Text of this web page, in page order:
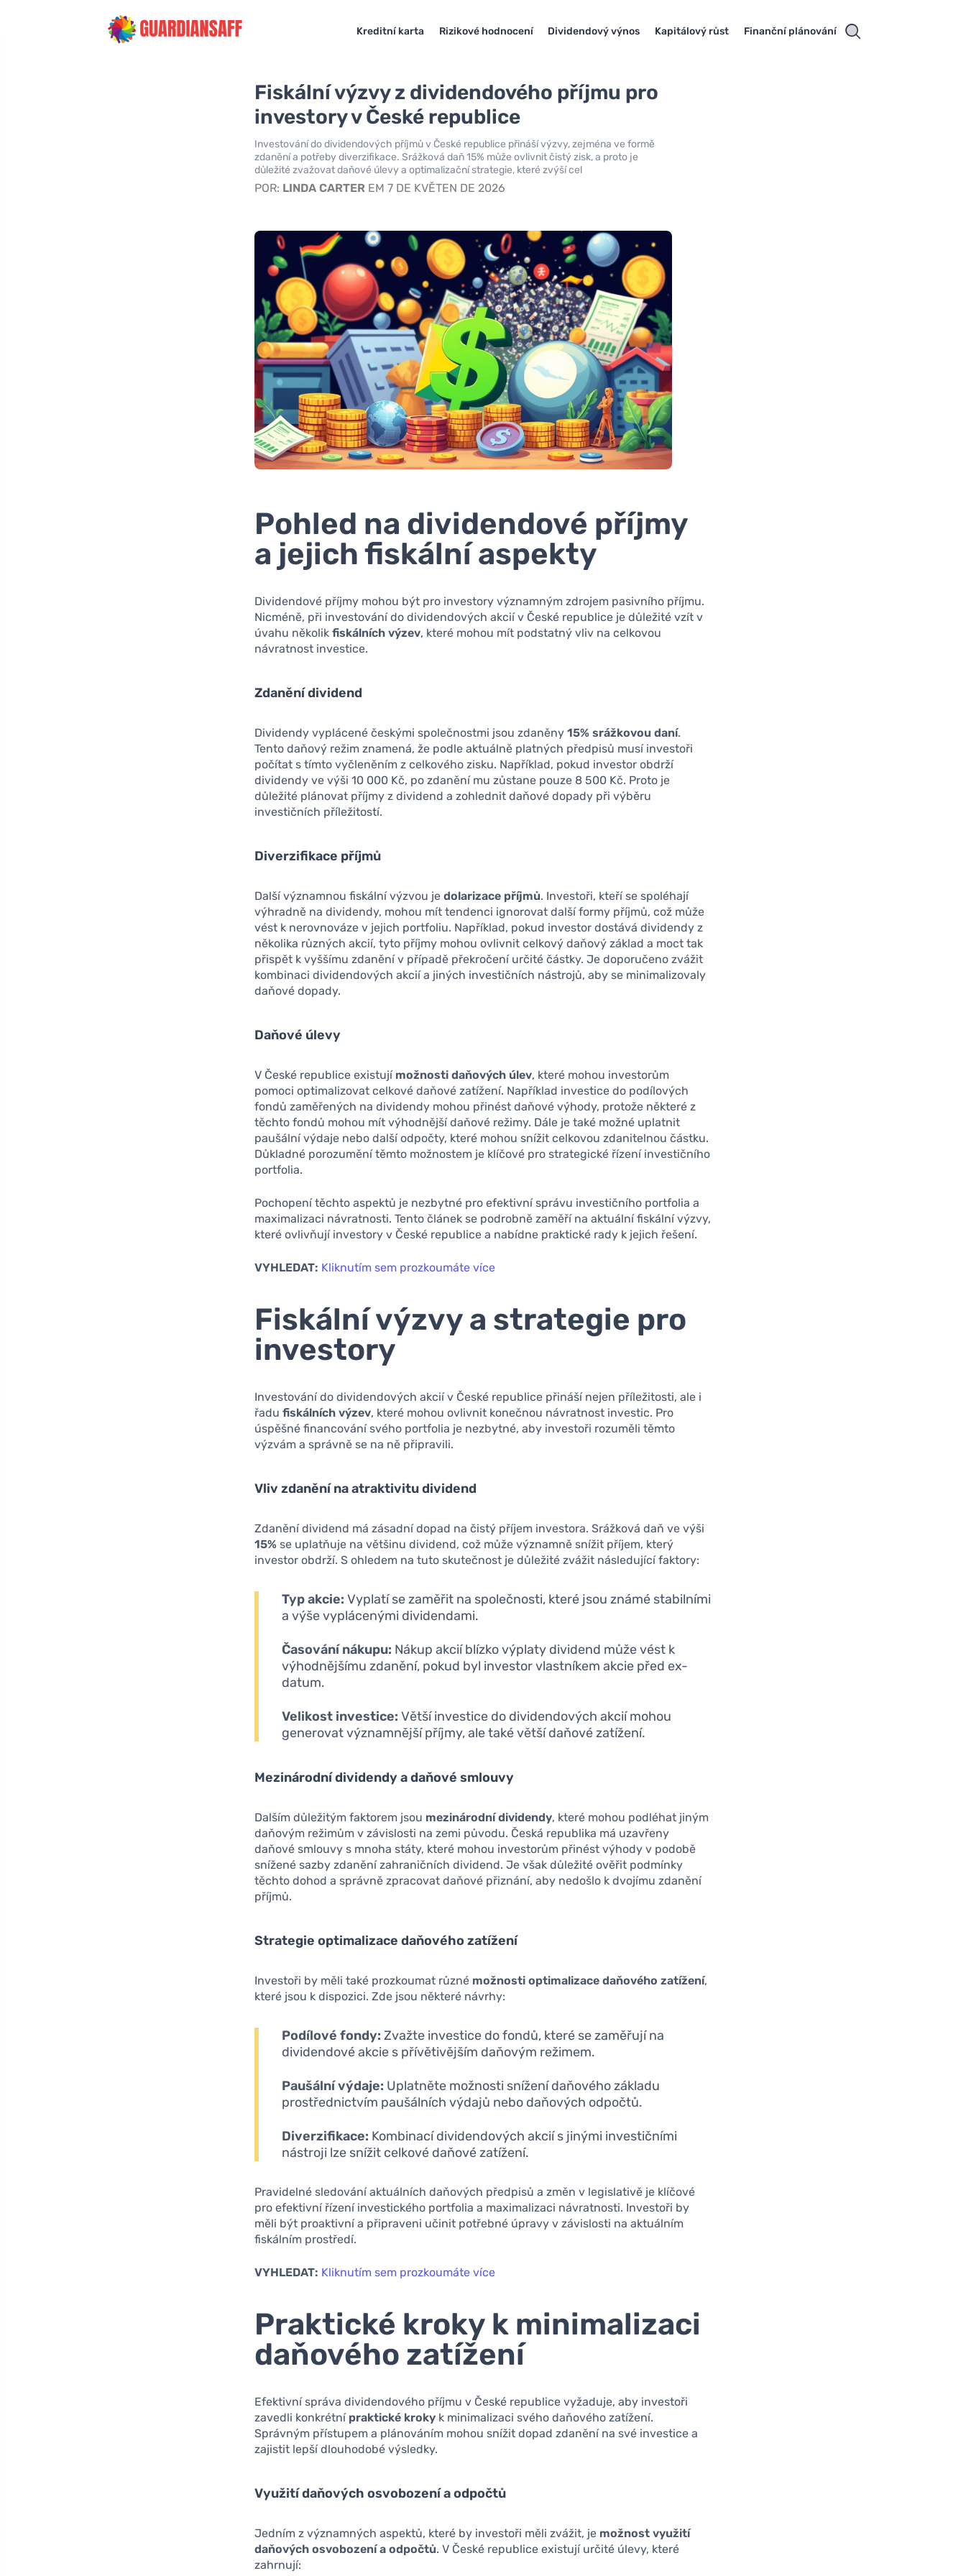
Kreditní karta Rizikové hodnocení Dividendový výnos Kapitálový růst Finanční plánování
Fiskální výzvy z dividendového příjmu pro
investory v České republice
Investování do dividendových příjmů v České republice přináší výzvy, zejména ve formě
zdanění a potřeby diverzifikace. Srážková daň 15% může ovlivnit čistý zisk, a proto je
důležité zvažovat daňové úlevy a optimalizační strategie, které zvýší cel
POR: LINDA CARTER EM 7 DE KVĚTEN DE 2026
Pohled na dividendové příjmy
a jejich fiskální aspekty
Dividendové příjmy mohou být pro investory významným zdrojem pasivního příjmu.
Nicméně, při investování do dividendových akcií v České republice je důležité vzít v
úvahu několikfiskálních výzev, které mohou mít podstatný vliv na celkovou
návratnost investice.
Zdanění dividend
Dividendy vyplácené českými společnostmi jsou zdaněny15% srážkovou daní.
Tento daňový režim znamená, že podle aktuálně platných předpisů musí investoři
počítat s tímto vyčleněním z celkového zisku. Například, pokud investor obdrží
dividendy ve výši 10 000 Kč, po zdanění mu zůstane pouze 8 500 Kč. Proto je
důležité plánovat příjmy z dividend a zohlednit daňové dopady při výběru
investičních příležitostí.
Diverzifikace příjmů
Další významnou fiskální výzvou jedolarizace příjmů. Investoři, kteří se spoléhají
výhradně na dividendy, mohou mít tendenci ignorovat další formy příjmů, což může
vést k nerovnováze v jejich portfoliu. Například, pokud investor dostává dividendy z
několika různých akcií, tyto příjmy mohou ovlivnit celkový daňový základ a moct tak
přispět k vyššímu zdanění v případě překročení určité částky. Je doporučeno zvážit
kombinaci dividendových akcií a jiných investičních nástrojů, aby se minimalizovaly
daňové dopady.
Daňové úlevy
V České republice existují možnosti daňových úlev, které mohou investorům
pomoci optimalizovat celkové daňové zatížení. Například investice do podílových
fondů zaměřených na dividendy mohou přinést daňové výhody, protože některé z
těchto fondů mohou mít výhodnější daňové režimy. Dále je také možné uplatnit
paušální výdaje nebo další odpočty, které mohou snížit celkovou zdanitelnou částku.
Důkladné porozumění těmto možnostem je klíčové pro strategické řízení investičního
portfolia.
Pochopení těchto aspektů je nezbytné pro efektivní správu investičního portfolia a
maximalizaci návratnosti. Tento článek se podrobně zaměří na aktuální fiskální výzvy,
které ovlivňují investory v České republice a nabídne praktické rady k jejich řešení.
VYHLEDAT: Kliknutím sem prozkoumáte více
Fiskální výzvy a strategie pro
investory
Investování do dividendových akcií v České republice přináší nejen příležitosti, ale i
řadufiskálních výzev, které mohou ovlivnit konečnou návratnost investic. Pro
úspěšné financování svého portfolia je nezbytné, aby investoři rozuměli těmto
výzvám a správně se na ně připravili.
Vliv zdanění na atraktivitu dividend
Zdanění dividend má zásadní dopad na čistý příjem investora. Srážková daň ve výši
15% se uplatňuje na většinu dividend, což může významně snížit příjem, který
investor obdrží. S ohledem na tuto skutečnost je důležité zvážit následující faktory:
Typ akcie: Vyplatí se zaměřit na společnosti, které jsou známé stabilními
a výše vyplácenými dividendami.
Časování nákupu: Nákup akcií blízko výplaty dividend může vést k
výhodnějšímu zdanění, pokud byl investor vlastníkem akcie před ex-
datum.
Velikost investice: Větší investice do dividendových akcií mohou
generovat významnější příjmy, ale také větší daňové zatížení.
Mezinárodní dividendy a daňové smlouvy
Dalším důležitým faktorem jsou mezinárodní dividendy, které mohou podléhat jiným
daňovým režimům v závislosti na zemi původu. Česká republika má uzavřeny
daňové smlouvy s mnoha státy, které mohou investorům přinést výhody v podobě
snížené sazby zdanění zahraničních dividend. Je však důležité ověřit podmínky
těchto dohod a správně zpracovat daňové přiznání, aby nedošlo k dvojímu zdanění
příjmů.
Strategie optimalizace daňového zatížení
Investoři by měli také prozkoumat různé možnosti optimalizace daňového zatížení,
které jsou k dispozici. Zde jsou některé návrhy:
Podílové fondy: Zvažte investice do fondů, které se zaměřují na
dividendové akcie s přívětivějším daňovým režimem.
Paušální výdaje: Uplatněte možnosti snížení daňového základu
prostřednictvím paušálních výdajů nebo daňových odpočtů.
Diverzifikace: Kombinací dividendových akcií s jinými investičními
nástroji lze snížit celkové daňové zatížení.
Pravidelné sledování aktuálních daňových předpisů a změn v legislativě je klíčové
pro efektivní řízení investického portfolia a maximalizaci návratnosti. Investoři by
měli být proaktivní a připraveni učinit potřebné úpravy v závislosti na aktuálním
fiskálním prostředí.
VYHLEDAT: Kliknutím sem prozkoumáte více
Praktické kroky k minimalizaci
daňového zatížení
Efektivní správa dividendového příjmu v České republice vyžaduje, aby investoři
zavedli konkrétní praktické kroky k minimalizaci svého daňového zatížení.
Správným přístupem a plánováním mohou snížit dopad zdanění na své investice a
zajistit lepší dlouhodobé výsledky.
Využití daňových osvobození a odpočtů
Jedním z významných aspektů, které by investoři měli zvážit, je možnost využití
daňových osvobození a odpočtů. V České republice existují určité úlevy, které
zahrnují: